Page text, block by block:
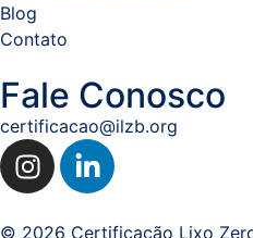
Blog
Contato
Fale Conosco
certificacao@ilzb.org
© 2026 Certificação Lixo